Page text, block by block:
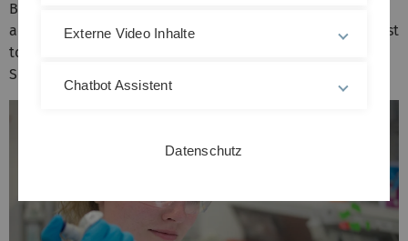
Bachelor course and a brief statement of the research
activity of our institute that would be of particular interest
to you.
See also the topic
Externe Video Inhalte
Chatbot Assistent
Datenschutz